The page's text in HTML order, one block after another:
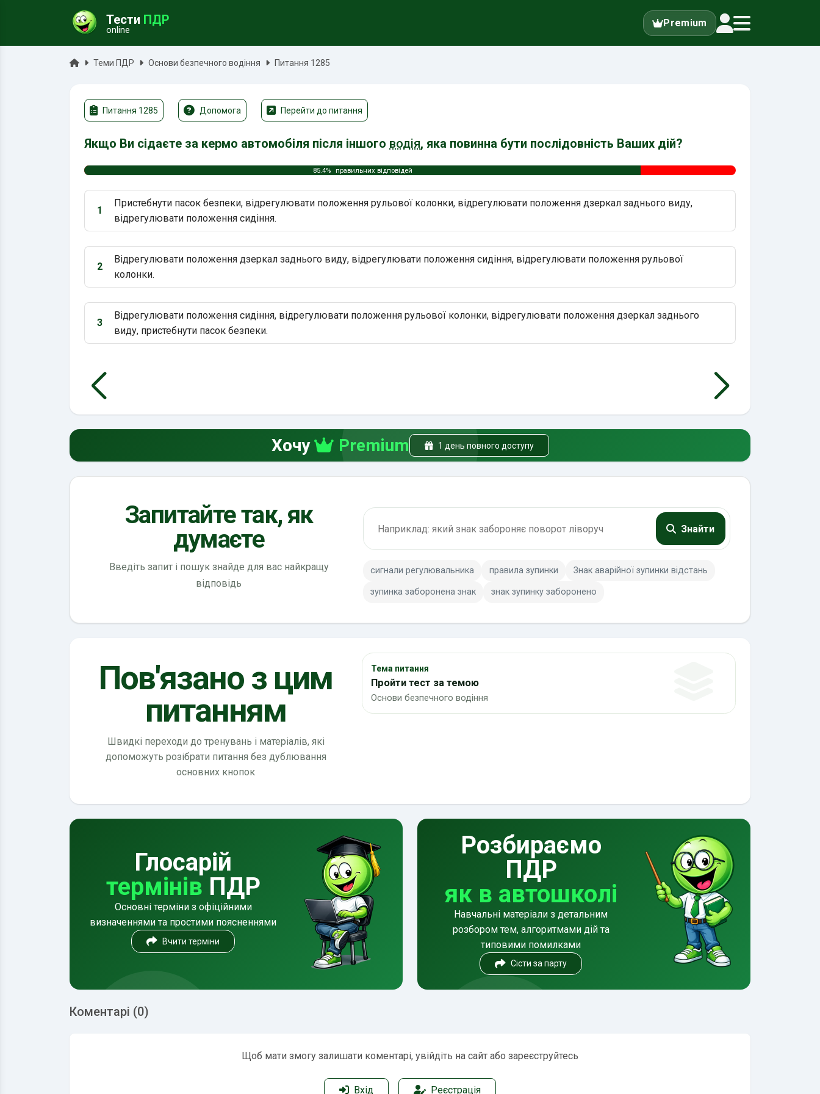
Тести ПДР
online
Premium
ГоловнаТеми ПДР Основи безпечного водіння Питання 1285
Питання 1285 Допомога Перейти до питання
Якщо Ви сідаєте за кермо автомобіля після іншого водія, яка повинна бути послідовність Ваших дій?
85.4% правильних відповідей
Варіант 1:
1
Пристебнути пасок безпеки, відрегулювати положення рульової колонки, відрегулювати положення дзеркал заднього виду,
відрегулювати положення сидіння.
Варіант 2:
2
Відрегулювати положення дзеркал заднього виду, відрегулювати положення сидіння, відрегулювати положення рульової
колонки.
Варіант 3:
3
Відрегулювати положення сидіння, відрегулювати положення рульової колонки, відрегулювати положення дзеркал заднього
виду, пристебнути пасок безпеки.
Хочу Premium 1 день повного доступу
Запитайте так, як
думаєте
Введіть запит і пошук знайде для вас найкращу
відповідь
Знайти
сигнали регулювальника правила зупинки Знак аварійної зупинки відстань
зупинка заборонена знак знак зупинку заборонено
Пов'язано з цим
питанням
Швидкі переходи до тренувань і матеріалів, які
допоможуть розібрати питання без дублювання
основних кнопок
Тема питання
Пройти тест за темою
Основи безпечного водіння
Глосарій
термінів ПДР
Основні терміни з офіційними
визначеннями та простими поясненнями
Вчити терміни
Розбираємо
ПДР
як в автошколі
Навчальні матеріали з детальним
розбором тем, алгоритмами дій та
типовими помилками
Сісти за парту
Коментарі (0)
Щоб мати змогу залишати коментарі, увійдіть на сайт або зареєструйтесь
Вхід Реєстрація